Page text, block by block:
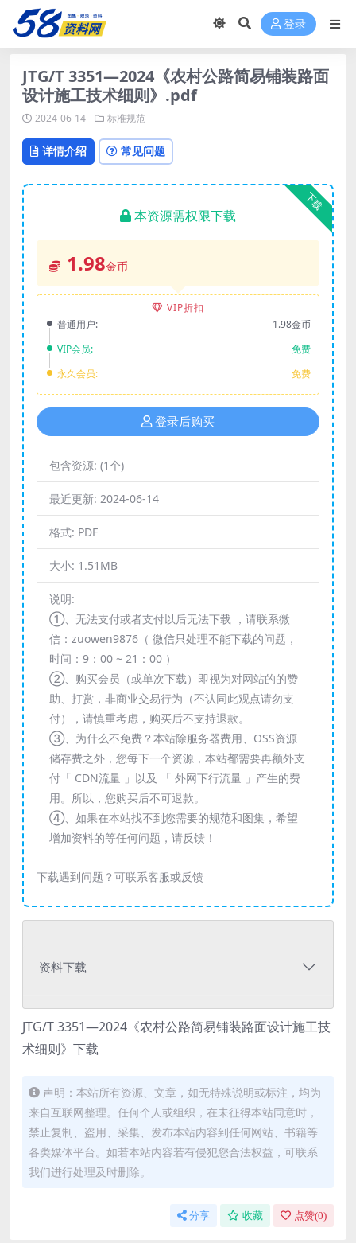
登录
JTG/T 3351—2024《农村公路简易铺装路面
设计施工技术细则》.pdf
2024-06-14 标准规范
详情介绍 常见问题
下载
本资源需权限下载
1.98金币
VIP折扣
普通用户:
1.98金币
VIP会员:
免费
永久会员:
免费
登录后购买
包含资源: (1个)
最近更新: 2024-06-14
格式: PDF
大小: 1.51MB
说明:
①、无法支付或者支付以后无法下载 ，请联系微
信：zuowen9876（ 微信只处理不能下载的问题，
时间：9：00 ~ 21：00 ）
②、购买会员（或单次下载）即视为对网站的的赞
助、打赏，非商业交易行为（不认同此观点请勿支
付），请慎重考虑，购买后不支持退款。
③、为什么不免费？本站除服务器费用、OSS资源
储存费之外，您每下一个资源，本站都需要再额外支
付「 CDN流量 」以及 「 外网下行流量 」产生的费
用。所以，您购买后不可退款。
④、如果在本站找不到您需要的规范和图集，希望
增加资料的等任何问题，请反馈！
下载遇到问题？可联系客服或反馈
资料下载
JTG/T 3351—2024《农村公路简易铺装路面设计施工技
术细则》下载
声明：本站所有资源、文章，如无特殊说明或标注，均为
来自互联网整理。任何个人或组织，在未征得本站同意时，
禁止复制、盗用、采集、发布本站内容到任何网站、书籍等
各类媒体平台。如若本站内容若有侵犯您合法权益，可联系
我们进行处理及时删除。
分享 收藏 点赞(0)